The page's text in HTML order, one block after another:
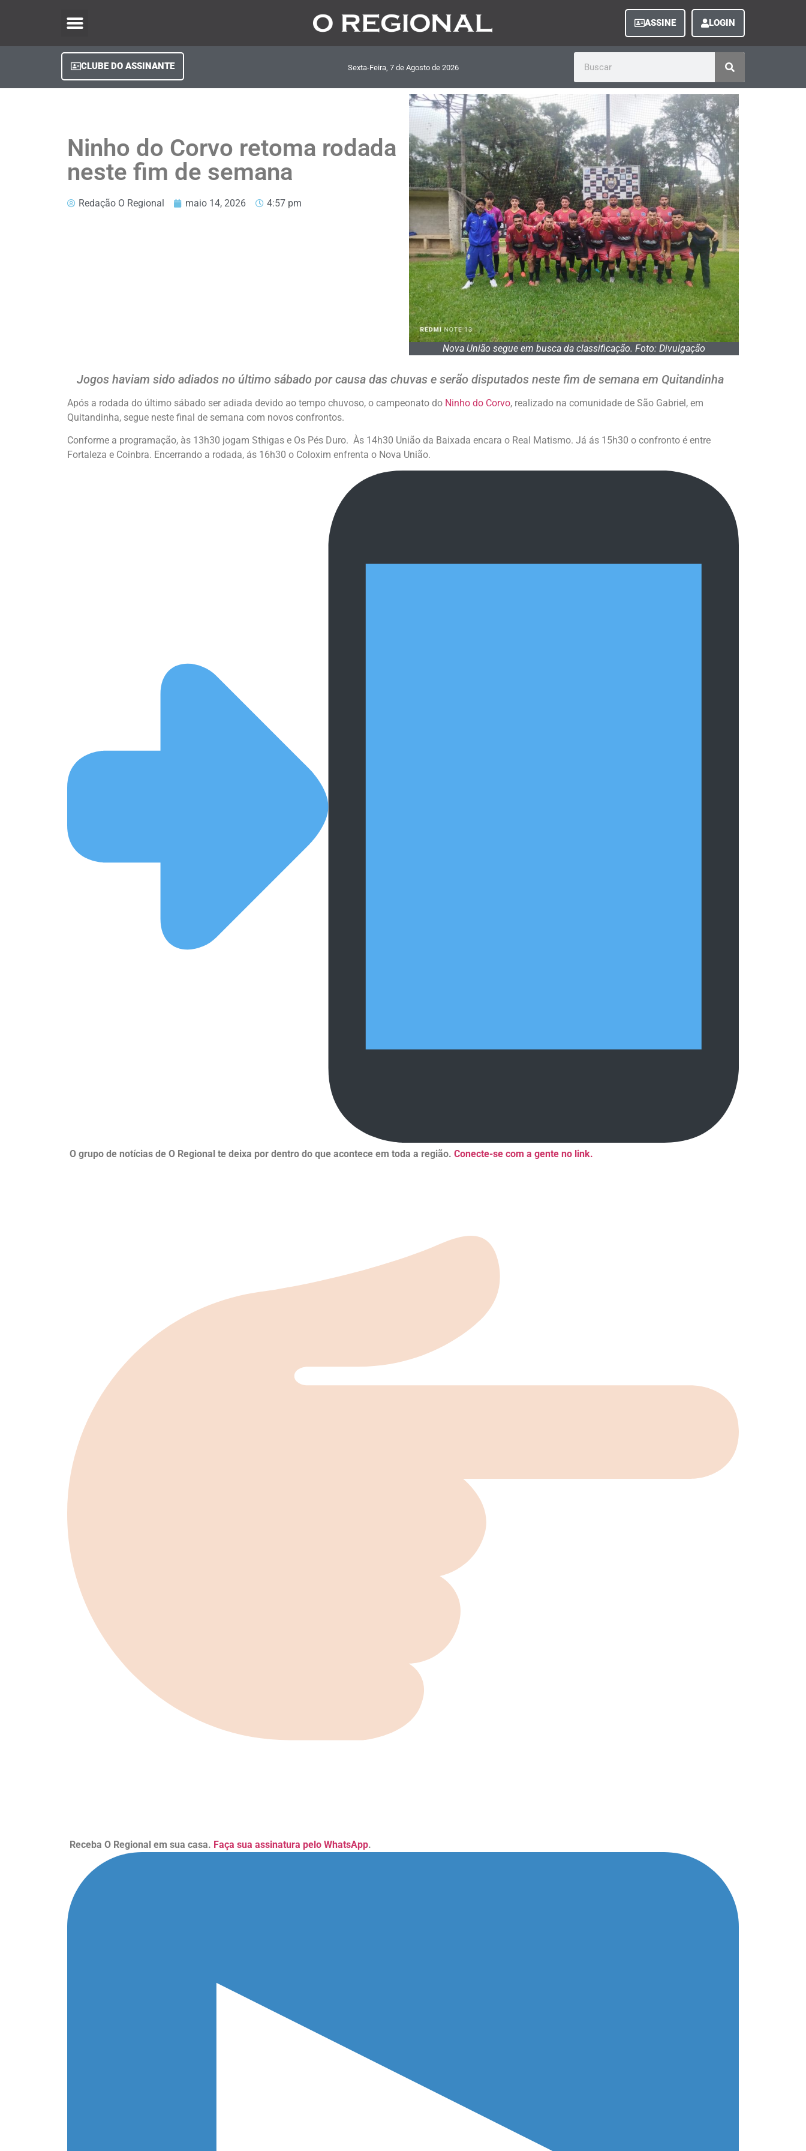
ASSINE LOGIN
CLUBE DO ASSINANTE Sexta-Feira, 7de Agostode 2026
Ninho do Corvo retoma rodada
neste fim de semana
Redação O Regional maio 14, 2026 4:57 pm
Nova União segue em busca da classificação. Foto: Divulgação
Jogos haviam sido adiados no último sábado por causa das chuvas e serão disputados neste fim de semana em Quitandinha
Após a rodada do último sábado ser adiada devido ao tempo chuvoso, o campeonato do Ninho do Corvo, realizado na comunidade de São Gabriel, em
Quitandinha, segue neste final de semana com novos confrontos.
Conforme a programação, às 13h30 jogam Sthigas e Os Pés Duro. Às 14h30 União da Baixada encara o Real Matismo. Já ás 15h30 o confronto é entre
Fortaleza e Coinbra. Encerrando a rodada, ás 16h30 o Coloxim enfrenta o Nova União.
O grupo de notícias de O Regional te deixa por dentro do que acontece em toda a região. Conecte-se com a gente no link.
Receba O Regional em sua casa. Faça sua assinatura pelo WhatsApp.